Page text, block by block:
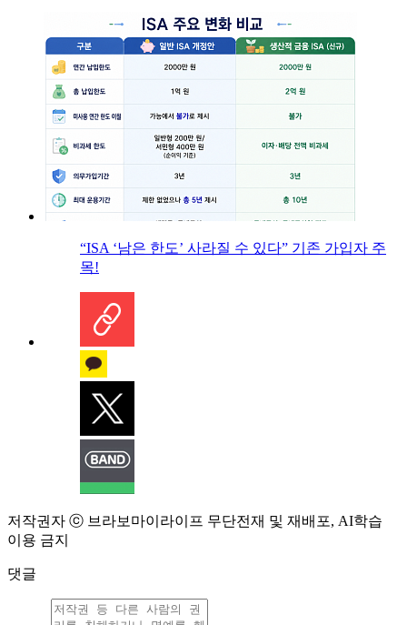
“ISA ‘남은 한도’ 사라질 수 있다” 기존 가입자 주
목!
저작권자 ⓒ 브라보마이라이프 무단전재 및 재배포, AI학습
이용 금지
댓글